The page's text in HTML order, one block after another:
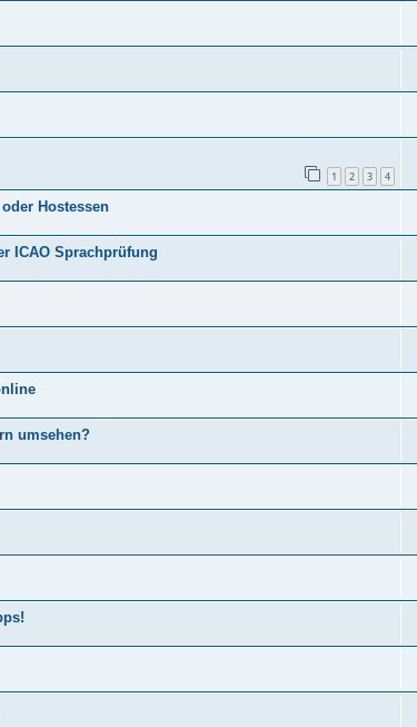
1 2 3 4
Hostessen
ICAO Sprachprüfung
umsehen?